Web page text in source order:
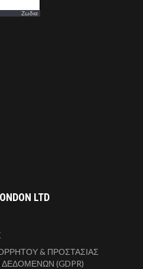
Ζωδια
LTD
& ΠΡΟΣΤΑΣΙΑΣ
(GDPR)